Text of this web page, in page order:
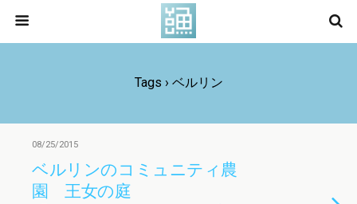
Tags › ベルリン
08/25/2015
ベルリンのコミュニティ農
園 王女の庭